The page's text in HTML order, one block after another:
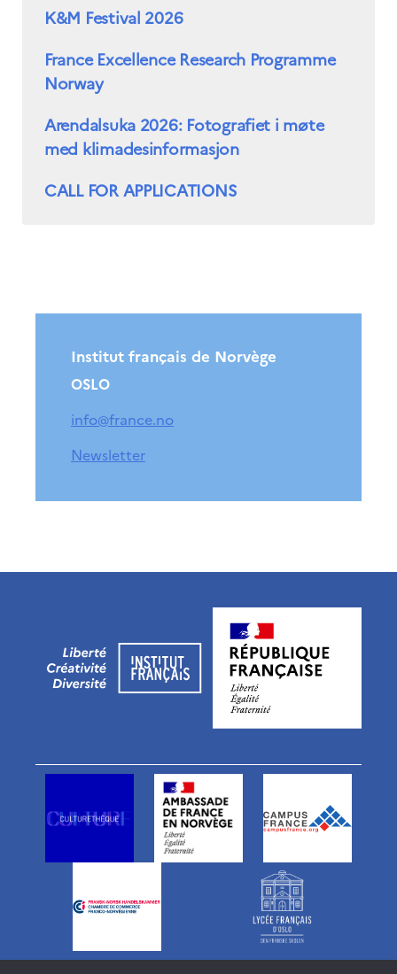
K&M Festival 2026
France Excellence Research Programme
Norway
Arendalsuka 2026: Fotografiet i møte
med klimadesinformasjon
CALL FOR APPLICATIONS
Institut français de Norvège
OSLO
info@france.no
Newsletter